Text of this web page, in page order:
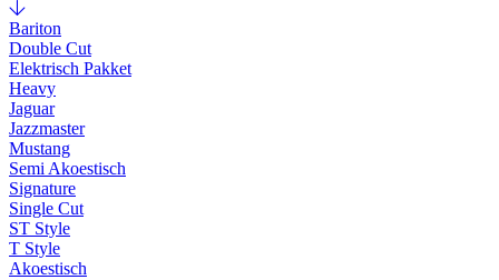
Bariton
Double Cut
Elektrisch Pakket
Heavy
Jaguar
Jazzmaster
Mustang
Semi Akoestisch
Signature
Single Cut
ST Style
T Style
Akoestisch